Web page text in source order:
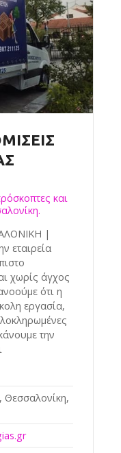
και
|
εταιρεία
χωρίς άγχος
ότι η
εργασία,
την
Θεσσαλονίκη,